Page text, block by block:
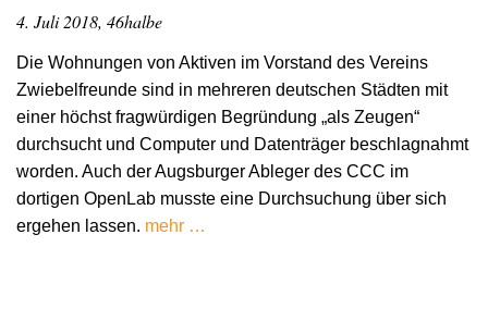
4. Juli 2018, 46halbe
Die Wohnungen von Aktiven im Vorstand des Vereins
Zwiebelfreunde sind in mehreren deutschen Städten mit
einer höchst fragwürdigen Begründung „als Zeugen“
durchsucht und Computer und Datenträger beschlagnahmt
worden. Auch der Augsburger Ableger des CCC im
dortigen OpenLab musste eine Durchsuchung über sich
ergehen lassen. mehr …